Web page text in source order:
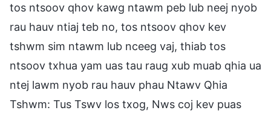
tos ntsoov qhov kawg ntawm peb lub neej nyob
rau hauv ntiaj teb no, tos ntsoov qhov kev
tshwm sim ntawm lub nceeg vaj, thiab tos
ntsoov txhua yam uas tau raug xub muab qhia ua
ntej lawm nyob rau hauv phau Ntawv Qhia
Tshwm: Tus Tswv los txog, Nws coj kev puas